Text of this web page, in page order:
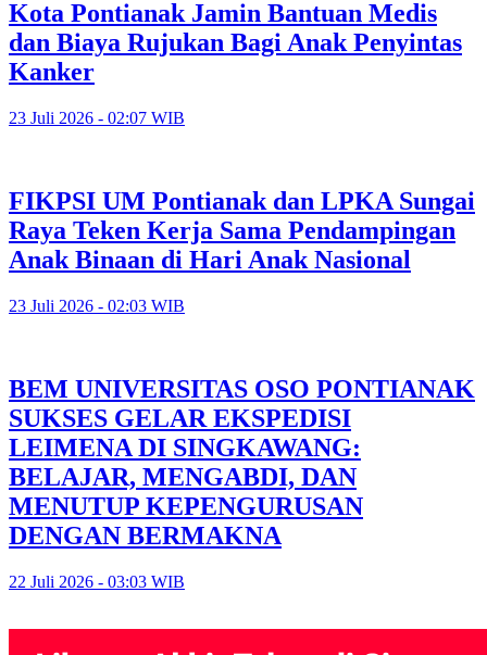
Kota Pontianak Jamin Bantuan Medis
dan Biaya Rujukan Bagi Anak Penyintas
Kanker
23 Juli 2026 - 02:07 WIB
FIKPSI UM Pontianak dan LPKA Sungai
Raya Teken Kerja Sama Pendampingan
Anak Binaan di Hari Anak Nasional
23 Juli 2026 - 02:03 WIB
BEM UNIVERSITAS OSO PONTIANAK
SUKSES GELAR EKSPEDISI
LEIMENA DI SINGKAWANG:
BELAJAR, MENGABDI, DAN
MENUTUP KEPENGURUSAN
DENGAN BERMAKNA
22 Juli 2026 - 03:03 WIB